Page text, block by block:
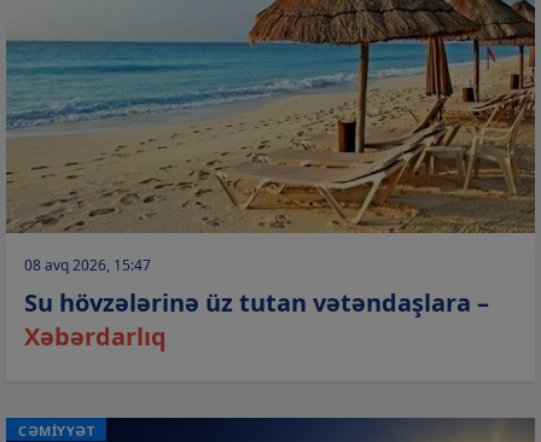
08 avq 2026, 15:47
Su hövzələrinə üz tutan vətəndaşlara –
Xəbərdarlıq
CƏMİYYƏT